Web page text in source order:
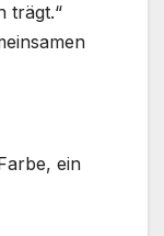
trägt.“
ein